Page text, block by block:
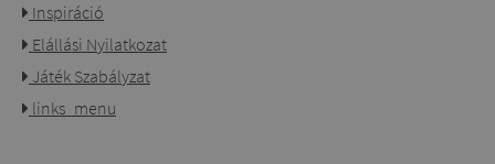
Inspiráció
Elállási Nyilatkozat
Játék Szabályzat
links_menu